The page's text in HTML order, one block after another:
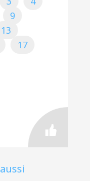
9
13
17